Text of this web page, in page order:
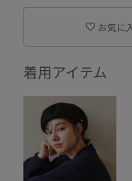
お気に
着用アイテム